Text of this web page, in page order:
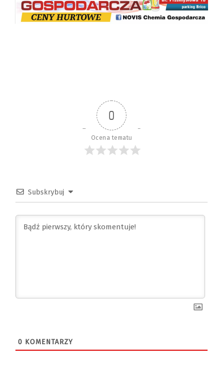
0
Ocena tematu
Subskrybuj
0 KOMENTARZY